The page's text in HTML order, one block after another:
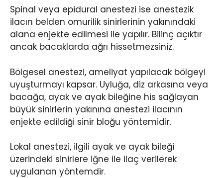
Spinal veya epidural anestezi ise anestezik
ilacın belden omurilik sinirlerinin yakınındaki
alana enjekte edilmesi ile yapılır. Bilinç açıktır
ancak bacaklarda ağrı hissetmezsiniz.
Bölgesel anestezi, ameliyat yapılacak bölgeyi
uyuşturmayı kapsar. Uyluğa, diz arkasına veya
bacağa, ayak ve ayak bileğine his sağlayan
büyük sinirlerin yakınına anestezi ilacının
enjekte edildiği sinir bloğu yöntemidir.
Lokal anestezi, ilgili ayak ve ayak bileği
üzerindeki sinirlere iğne ile ilaç verilerek
uygulanan yöntemdir.